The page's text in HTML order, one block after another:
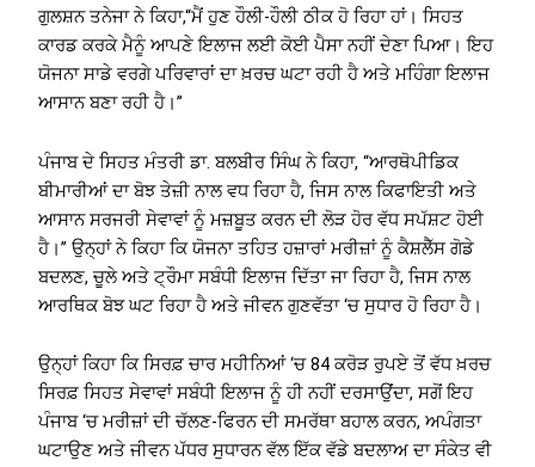
ਗੁਲਸ਼ਨ ਤਨੇਜਾ ਨੇ ਕਿਹਾ,“ਮੈਂ ਹੁਣ ਹੌਲੀ-ਹੌਲੀ ਠੀਕ ਹੋ ਰਿਹਾ ਹਾਂ। ਸਿਹਤ
ਕਾਰਡ ਕਰਕੇ ਮੈਨੂੰ ਆਪਣੇ ਇਲਾਜ ਲਈ ਕੋਈ ਪੈਸਾ ਨਹੀਂ ਦੇਣਾ ਪਿਆ। ਇਹ
ਯੋਜਨਾ ਸਾਡੇ ਵਰਗੇ ਪਰਿਵਾਰਾਂ ਦਾ ਖ਼ਰਚ ਘਟਾ ਰਹੀ ਹੈ ਅਤੇ ਮਹਿੰਗਾ ਇਲਾਜ
ਆਸਾਨ ਬਣਾ ਰਹੀ ਹੈ।”
ਪੰਜਾਬ ਦੇ ਸਿਹਤ ਮੰਤਰੀ ਡਾ. ਬਲਬੀਰ ਸਿੰਘ ਨੇ ਕਿਹਾ, “ਆਰਥੋਪੀਡਿਕ
ਬੀਮਾਰੀਆਂ ਦਾ ਬੋਝ ਤੇਜ਼ੀ ਨਾਲ ਵਧ ਰਿਹਾ ਹੈ, ਜਿਸ ਨਾਲ ਕਿਫਾਇਤੀ ਅਤੇ
ਆਸਾਨ ਸਰਜਰੀ ਸੇਵਾਵਾਂ ਨੂੰ ਮਜ਼ਬੂਤ ਕਰਨ ਦੀ ਲੋੜ ਹੋਰ ਵੱਧ ਸਪੱਸ਼ਟ ਹੋਈ
ਹੈ।” ਉਨ੍ਹਾਂ ਨੇ ਕਿਹਾ ਕਿ ਯੋਜਨਾ ਤਹਿਤ ਹਜ਼ਾਰਾਂ ਮਰੀਜ਼ਾਂ ਨੂੰ ਕੈਸ਼ਲੈੱਸ ਗੋਡੇ
ਬਦਲਣ, ਚੂਲੇ ਅਤੇ ਟ੍ਰੌਮਾ ਸਬੰਧੀ ਇਲਾਜ ਦਿੱਤਾ ਜਾ ਰਿਹਾ ਹੈ, ਜਿਸ ਨਾਲ
ਆਰਥਿਕ ਬੋਝ ਘਟ ਰਿਹਾ ਹੈ ਅਤੇ ਜੀਵਨ ਗੁਣਵੱਤਾ ‘ਚ ਸੁਧਾਰ ਹੋ ਰਿਹਾ ਹੈ।
ਉਨ੍ਹਾਂ ਕਿਹਾ ਕਿ ਸਿਰਫ਼ ਚਾਰ ਮਹੀਨਿਆਂ ‘ਚ 84 ਕਰੋੜ ਰੁਪਏ ਤੋਂ ਵੱਧ ਖ਼ਰਚ
ਸਿਰਫ਼ ਸਿਹਤ ਸੇਵਾਵਾਂ ਸਬੰਧੀ ਇਲਾਜ ਨੂੰ ਹੀ ਨਹੀਂ ਦਰਸਾਉਂਦਾ, ਸਗੋਂ ਇਹ
ਪੰਜਾਬ ‘ਚ ਮਰੀਜ਼ਾਂ ਦੀ ਚੱਲਣ-ਫਿਰਨ ਦੀ ਸਮਰੱਥਾ ਬਹਾਲ ਕਰਨ, ਅਪੰਗਤਾ
ਘਟਾਉਣ ਅਤੇ ਜੀਵਨ ਪੱਧਰ ਸੁਧਾਰਨ ਵੱਲ ਇੱਕ ਵੱਡੇ ਬਦਲਾਅ ਦਾ ਸੰਕੇਤ ਵੀ